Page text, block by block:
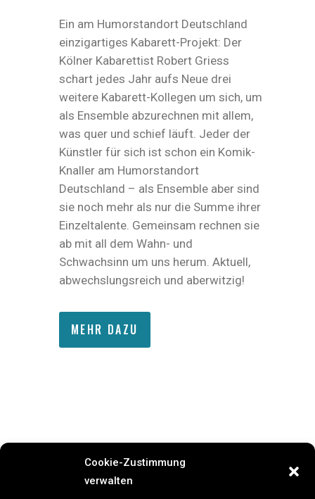
Cookie-Zustimmung
verwalten
Ein am Humorstandort Deutschland
einzigartiges Kabarett-Projekt: Der
Kölner Kabarettist Robert Griess
schart jedes Jahr aufs Neue drei
weitere Kabarett-Kollegen um sich, um
als Ensemble abzurechnen mit allem,
was quer und schief läuft. Jeder der
Künstler für sich ist schon ein Komik-
Knaller am Humorstandort
Deutschland – als Ensemble aber sind
sie noch mehr als nur die Summe ihrer
Einzeltalente. Gemeinsam rechnen sie
ab mit all dem Wahn- und
Schwachsinn um uns herum. Aktuell,
abwechslungsreich und aberwitzig!
MEHR DAZU